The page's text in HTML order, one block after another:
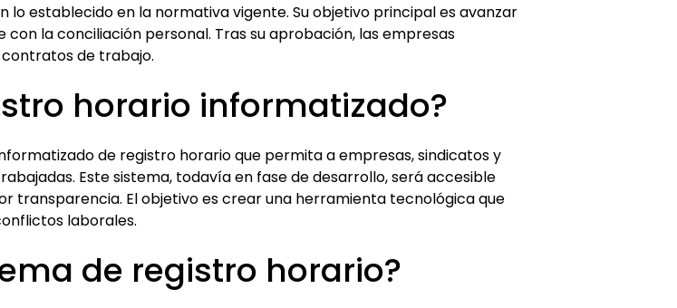
lo establecido en la normativa vigente. Su objetivo principal es avanzar
la conciliación personal. Tras su aprobación, las empresas
de trabajo.
horario informatizado?
de registro horario que permita a empresas, sindicatos y
Este sistema, todavía en fase de desarrollo, será accesible
transparencia. El objetivo es crear una herramienta tecnológica que
laborales.
de registro horario?